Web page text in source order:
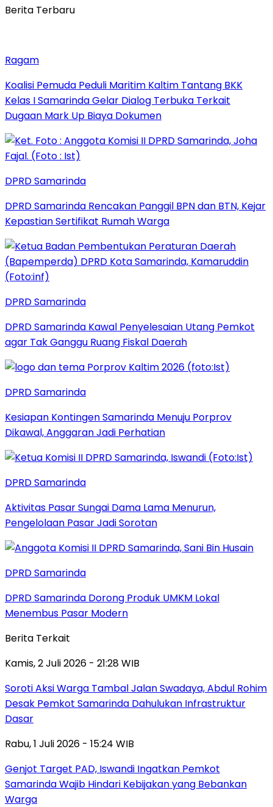
Berita Terbaru
Ragam
Koalisi Pemuda Peduli Maritim Kaltim Tantang BKK
Kelas I Samarinda Gelar Dialog Terbuka Terkait
Dugaan Mark Up Biaya Dokumen
DPRD Samarinda
DPRD Samarinda Rencakan Panggil BPN dan BTN, Kejar
Kepastian Sertifikat Rumah Warga
DPRD Samarinda
DPRD Samarinda Kawal Penyelesaian Utang Pemkot
agar Tak Ganggu Ruang Fiskal Daerah
DPRD Samarinda
Kesiapan Kontingen Samarinda Menuju Porprov
Dikawal, Anggaran Jadi Perhatian
DPRD Samarinda
Aktivitas Pasar Sungai Dama Lama Menurun,
Pengelolaan Pasar Jadi Sorotan
DPRD Samarinda
DPRD Samarinda Dorong Produk UMKM Lokal
Menembus Pasar Modern
Berita Terkait
Kamis, 2 Juli 2026 - 21:28 WIB
Soroti Aksi Warga Tambal Jalan Swadaya, Abdul Rohim
Desak Pemkot Samarinda Dahulukan Infrastruktur
Dasar
Rabu, 1 Juli 2026 - 15:24 WIB
Genjot Target PAD, Iswandi Ingatkan Pemkot
Samarinda Wajib Hindari Kebijakan yang Bebankan
Warga